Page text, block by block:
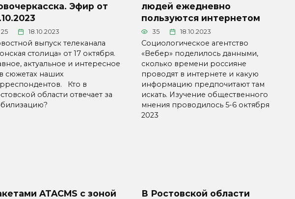
Эфир от
25 18.10.2023
выпуск телеканала
столица» от 17 октября.
актуальное и интересное
сюжетах наших
Кто в
области отвечает за
людей ежедневно
пользуются интернетом
35 18.10.2023
Социологическое агентство
«Вебер» поделилось данными,
сколько времени россияне
проводят в интернете и какую
информацию предпочитают там
искать. Изучение общественного
мнения проводилось 5-6 октября
2023
ATACMS с зоной
В Ростовской области